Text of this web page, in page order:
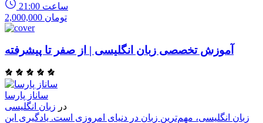
21:00 ساعت
2,000,000 تومان
آموزش تخصصی زبان انگلیسی | از صفر تا پیشرفته
ساناز پارسا
در زبان انگلیسی
زبان انگلیسی، مهم‌ترین زبان در دنیای امروزی است. یادگیری این